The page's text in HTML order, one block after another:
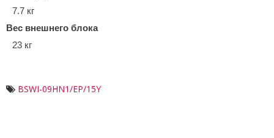
7.7 кг
Вес внешнего блока
23 кг
BSWI-09HN1/EP/15Y